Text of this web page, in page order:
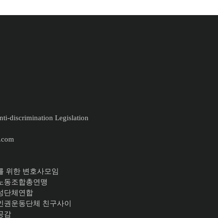
discrimination Legislation
위한 변호사모임
동조합총연맹
단체연합
운동단체 친구사이
감